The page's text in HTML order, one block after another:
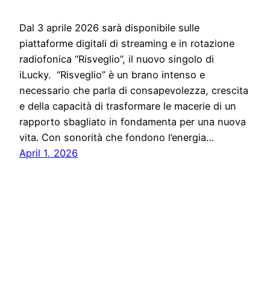
Dal 3 aprile 2026 sarà disponibile sulle
piattaforme digitali di streaming e in rotazione
radiofonica “Risveglio”, il nuovo singolo di
iLucky. “Risveglio” è un brano intenso e
necessario che parla di consapevolezza, crescita
e della capacità di trasformare le macerie di un
rapporto sbagliato in fondamenta per una nuova
vita. Con sonorità che fondono l’energia…
April 1, 2026